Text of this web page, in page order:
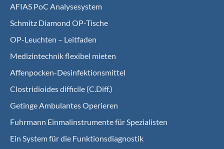
AFIAS PoC Analysesystem
Schmitz Diamond OP-Tische
OP-Leuchten – Leitfaden
Medizintechnik flexibel mieten
Affenpocken-Desinfektionsmittel
Clostridioides difficile (C.Diff.)
Getinge Ambulantes Operieren
Fuhrmann Einmalinstrumente für Spezialisten
Ein System für die Funktionsdiagnostik